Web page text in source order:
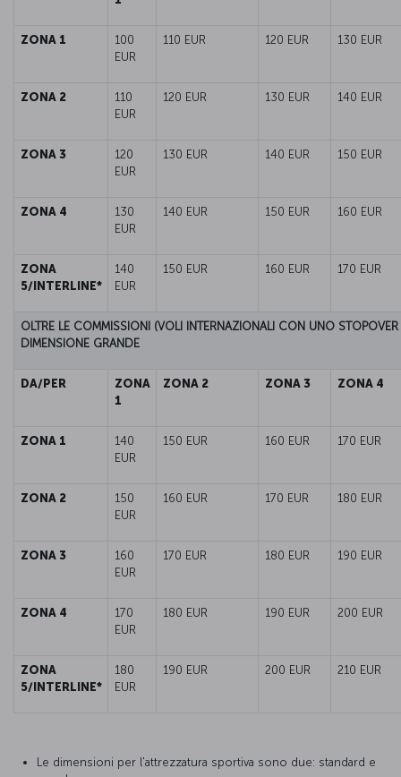
ZONA 1
100
EUR
110 EUR 120 EUR 130 EUR
ZONA 2
110
EUR
120 EUR 130 EUR 140 EUR
ZONA 3
120
EUR
130 EUR 140 EUR 150 EUR
ZONA 4
130
EUR
140 EUR 150 EUR 160 EUR
ZONA
5/INTERLINE*
140
EUR
150 EUR 160 EUR 170 EUR
OLTRE LE COMMISSIONI (VOLI INTERNAZIONALI CON UNO
DIMENSIONE GRANDE
DA/PER
ZONA
1
ZONA 2 ZONA 3 ZONA 4
ZONA 1
140
EUR
150 EUR 160 EUR 170 EUR
ZONA 2
150
EUR
160 EUR 170 EUR 180 EUR
ZONA 3
160
EUR
170 EUR 180 EUR 190 EUR
ZONA 4
170
EUR
180 EUR 190 EUR 200 EUR
ZONA
5/INTERLINE*
180
EUR
190 EUR 200 EUR 210 EUR
Le dimensioni per l'attrezzatura sportiva sono due: standard e